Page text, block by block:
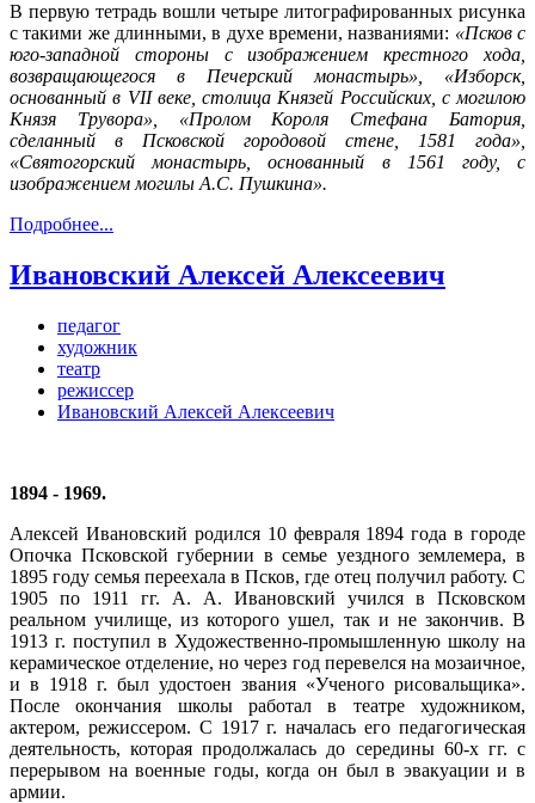
В первую тетрадь вошли четыре литографированных рисунка
с такими же длинными, в духе времени, названиями: «Псков с
юго-западной стороны с изображением крестного хода,
возвращающегося в Печерский монастырь», «Изборск,
основанный в VII веке, столица Князей Российских, с могилою
Князя Трувора», «Пролом Короля Стефана Батория
сделанный в Псковской городовой стене, 1581 года»,
«Святогорский монастырь, основанный в 1561 году, с
изображением могилы А.С. Пушкина».
Подробнее...
Ивановский Алексей Алексеевич
педагог
художник
театр
режиссер
Ивановский Алексей Алексеевич
1894 - 1969.
Алексей Ивановский родился 10 февраля 1894 года в городе
Опочка Псковской губернии в семье уездного землемера, в
1895 году семья переехала в Псков, где отец получил работу. С
1905 по 1911 гг. А. А. Ивановский учился в Псковском
реальном училище, из которого ушел, так и не закончив. В
1913 г. поступил в Художественно-промышленную школу на
керамическое отделение, но через год перевелся на мозаичное,
и в 1918 г. был удостоен звания «Ученого рисовальщика».
После окончания школы работал в театре художником,
актером, режиссером. С 1917 г. началась его педагогическая
деятельность, которая продолжалась до середины 60-х гг. с
перерывом на военные годы, когда он был в эвакуации и в
армии.